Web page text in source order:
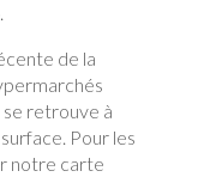
de la
retrouve à
Pour les
notre carte